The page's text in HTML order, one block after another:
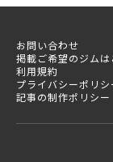
お問い合わせ
掲載ご希望のジムは
利用規約
プライバシーポリシ
記事の制作ポリシー